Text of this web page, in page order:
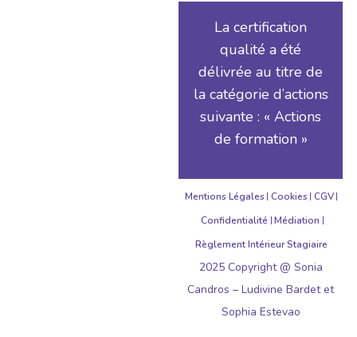
La certification
qualité a été
délivrée au titre de
la catégorie d’actions
suivante : « Actions
de formation »
Mentions Légales Cookies CGV
Confidentialité Médiation
Règlement Intérieur Stagiaire
2025 Copyright @ Sonia
Candros – Ludivine Bardet et
Sophia Estevao